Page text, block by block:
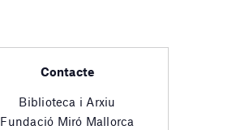
Contacte
Biblioteca i Arxiu
Fundació Miró Mallorca